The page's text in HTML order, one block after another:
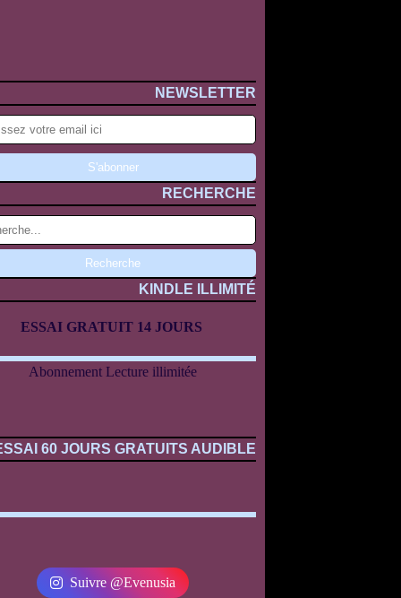
NEWSLETTER
RECHERCHE
KINDLE ILLIMITÉ
ESSAI GRATUIT 14 JOURS
Abonnement Lecture illimitée
60 JOURS GRATUITS AUDIBLE
Suivre @Evenusia